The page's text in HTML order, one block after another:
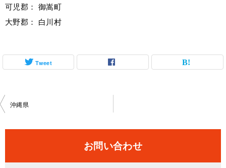
可児郡： 御嵩町
大野郡： 白川村
Tweet
投
ビ
沖縄県
お問い合わせ